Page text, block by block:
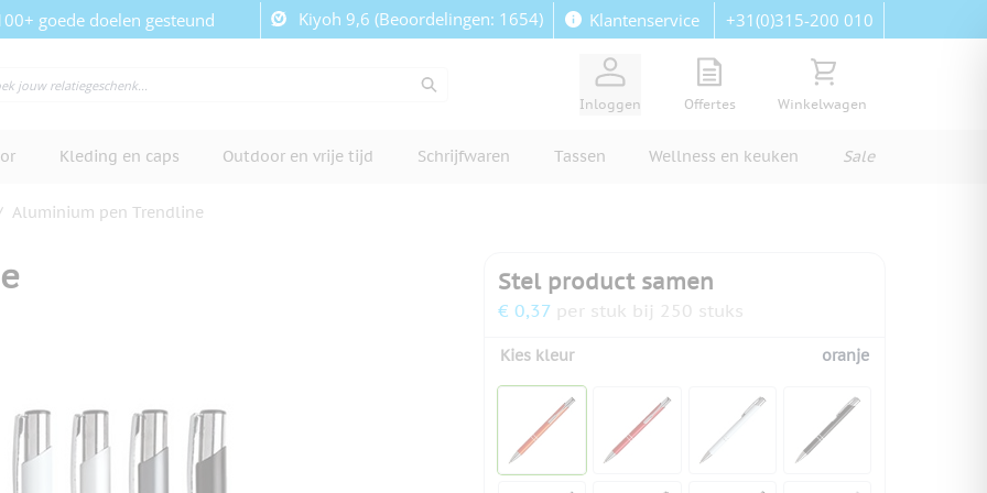
goede doelen gesteund Kiyoh 9,6 (Beoordelingen: 1654) Klantenservice +31(0)315-200 010
Inloggen
View quote, Quote is empty
Offertes
Bekijk winkelwagen,
Winkelwagen
Kleding en caps Outdoor en vrije tijd Schrijfwaren Tassen Wellness en keuken Sale
Aluminium pen Trendline
te bekijken
Stel product samen
€ 0,37 per stuk bij 250 stuks
Kies kleur oranje